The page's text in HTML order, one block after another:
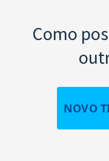
Como
NOVO